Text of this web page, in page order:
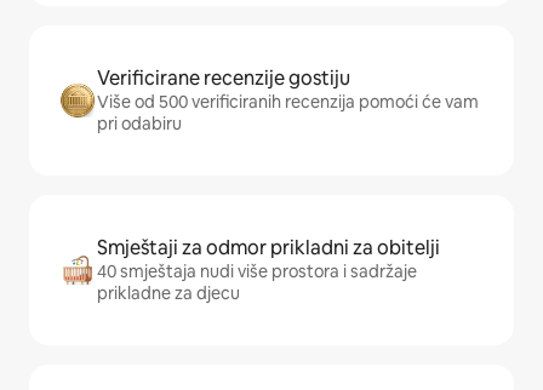
Verificirane recenzije gostiju
Više od 500 verificiranih recenzija pomoći će vam
pri odabiru
Smještaji za odmor prikladni za obitelji
40 smještaja nudi više prostora i sadržaje
prikladne za djecu